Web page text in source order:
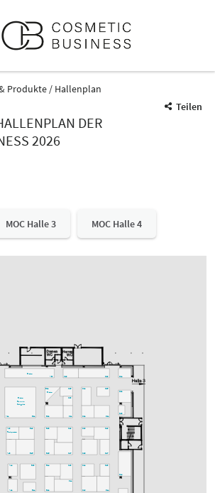
Produkte
Hallenplan
Teilen
DER
2026
MOC Halle 3 MOC Halle 4
A12
B24
Bistro
C11
C17
C10
D21
C18
D14
C19
B12
C13
B16
D11
B22
D17
C29
B11
B15
B19
D13
B18
D22
D25
D29
A18
D19
D24
D18
A20
Fachpresse
C21
C20
C25
C12
A21 B21
Bavaria
Bistro
Delights
B14
C22
B13
A30
Bistro
C23
A14
C24